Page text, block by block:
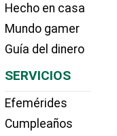
Hecho en casa
Mundo gamer
Guía del dinero
SERVICIOS
Efemérides
Cumpleaños